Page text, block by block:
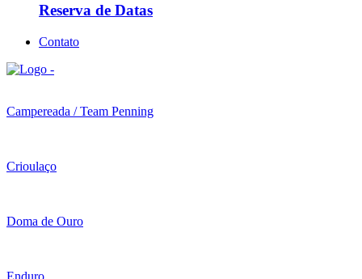
Reserva de Datas
Contato
Campereada / Team Penning
Crioulaço
Doma de Ouro
Enduro